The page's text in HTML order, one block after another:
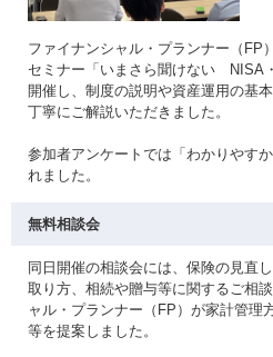
ファイナンシャル・プランナー（FP
セミナー「いまさら聞けない NISA
開催し、制度の説明や資産運用の基
丁寧にご解説いただきました。
参加者アンケートでは「わかりやす
れました。
無料相談会
同日開催の相談会には、保険の見直
取り方、相続や贈与等に関するご相
ャル・プランナー（FP）が家計管理
等を提案しました。